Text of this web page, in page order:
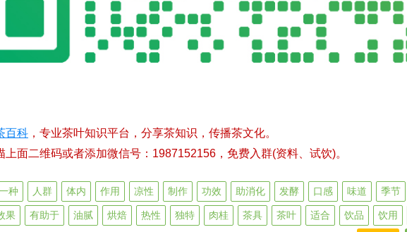
百科 ，专业茶叶知识平台，分享茶知识，传播茶文化。
上面二维码或者添加微信号：1987152156，免费入群(资料、试饮)。
种 人群 体内 作用 凉性 制作 功效 助消化 发酵 口感 味道 季节
果 有助于 油腻 烘焙 热性 独特 肉桂 茶具 茶叶 适合 饮品 饮用